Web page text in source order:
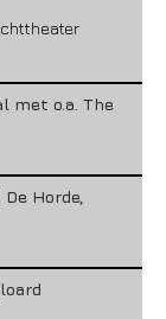
met o.a. The
Horde,